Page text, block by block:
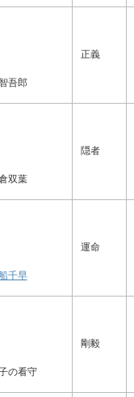
吾郎
正義
双葉
隠者
千早
運命
の看守
剛毅